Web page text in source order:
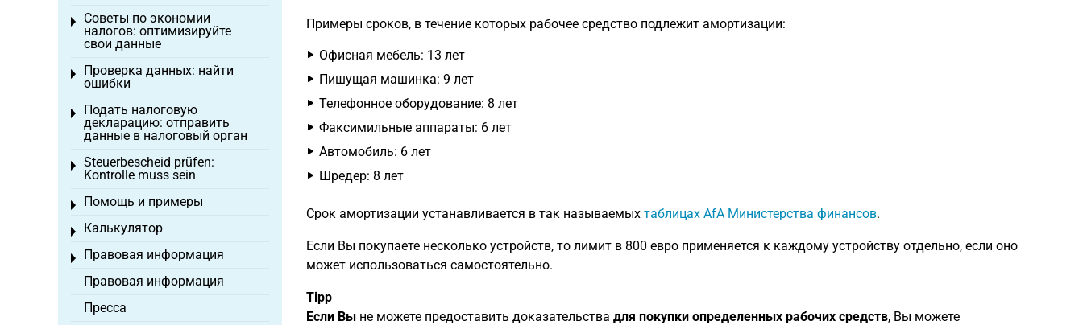
Примеры сроков, в течение которых рабочее средство подлежит амортизации:
Офисная мебель: 13 лет
Пишущая машинка: 9 лет
Телефонное оборудование: 8 лет
Факсимильные аппараты: 6 лет
Автомобиль: 6 лет
Шредер: 8 лет
Срок амортизации устанавливается в так называемых таблицах AfA Министерства финансов.
Если Вы покупаете несколько устройств, то лимит в 800 евро применяется к каждому устройству отдельно, если оно
может использоваться самостоятельно.
Tipp
Если Выне можете предоставить доказательства для покупки определенных рабочих средств, Вы можете
Советы по экономии
налогов: оптимизируйте
свои данные
Toggle menu
Проверка данных: найти
ошибки
Toggle menu
Подать налоговую
декларацию: отправить
данные в налоговый орган
Toggle menu
Steuerbescheid prüfen:
Kontrolle muss sein
Toggle menu
Помощь и примеры
Toggle menu
Калькулятор
Toggle menu
Правовая информация
Toggle menu
Правовая информация
Пресса